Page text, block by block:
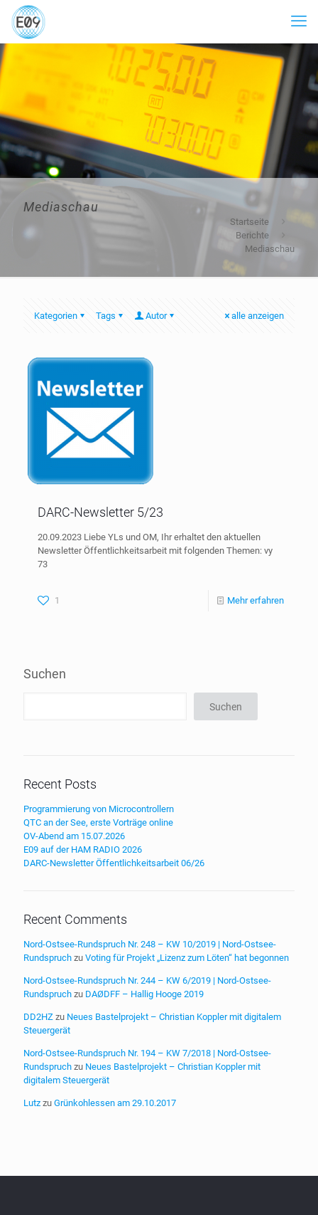
Mediaschau
Startseite
Berichte
Mediaschau
Kategorien Tags Autor alle anzeigen
DARC-Newsletter 5/23
20.09.2023 Liebe YLs und OM, Ihr erhaltet den aktuellen
Newsletter Öffentlichkeitsarbeit mit folgenden Themen: vy
73
1 Mehr erfahren
Suchen
Suchen
Recent Posts
Programmierung von Microcontrollern
QTC an der See, erste Vorträge online
OV-Abend am 15.07.2026
E09 auf der HAM RADIO 2026
DARC-Newsletter Öffentlichkeitsarbeit 06/26
Recent Comments
Nord-Ostsee-Rundspruch Nr. 248 – KW 10/2019 | Nord-Ostsee-
Rundspruch zu Voting für Projekt „Lizenz zum Löten“ hat begonnen
Nord-Ostsee-Rundspruch Nr. 244 – KW 6/2019 | Nord-Ostsee-
Rundspruch zu DAØDFF – Hallig Hooge 2019
DD2HZ zu Neues Bastelprojekt – Christian Koppler mit digitalem
Steuergerät
Nord-Ostsee-Rundspruch Nr. 194 – KW 7/2018 | Nord-Ostsee-
Rundspruch zu Neues Bastelprojekt – Christian Koppler mit
digitalem Steuergerät
Lutz zu Grünkohlessen am 29.10.2017